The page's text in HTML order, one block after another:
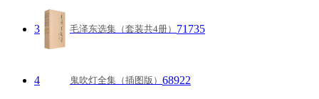
3 毛泽东选集（套装共4册） 71735
4 鬼吹灯全集（插图版） 68922